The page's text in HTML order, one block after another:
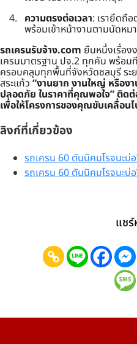
ความตรงต่อเวลา: เรายึดถื
พร้อมเข้าหน้างานตามนัดหม
รถเครนรับจ้าง.com ยืนหนึ่งเรื่อง
เครนมาตรฐาน ปจ.2 ทุกคัน พร้อม
ครอบคลุมทุกพื้นที่จังหวัดชลบุรี ระย
สระแก้ว “งานยาก งานใหญ่ หรืองา
ปลอดภัย ในราคาที่คุณพอใจ”ติดต่
เพื่อให้โครงการของคุณขับเคลื่อน
ลิงก์ที่เกี่ยวข้อง
รถเครน 60 ตันนิคมโรจนะบ่
รถเครน 60 ตันนิคมโรจนะบ่
แช